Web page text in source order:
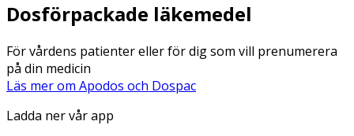
Dosförpackade läkemedel
För vårdens patienter eller för dig som vill prenumerera
på din medicin
Läs mer om Apodos och Dospac
Ladda ner vår app